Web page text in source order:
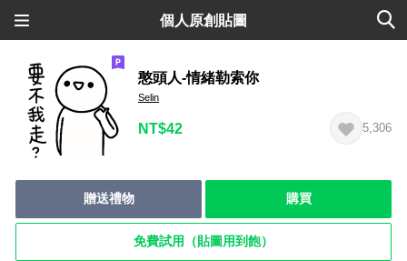
個人原創貼圖
憨頭人-情緒勒索你
Selin
NT$42 5,306
贈送禮物 購買
免費試用（貼圖用到飽）